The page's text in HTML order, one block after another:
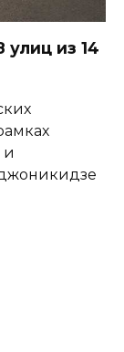
из 14
и